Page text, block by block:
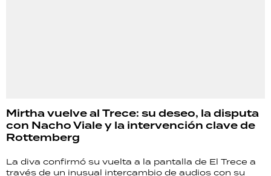
Mirtha vuelve al Trece: su deseo, la disputa
con Nacho Viale y la intervención clave de
Rottemberg
La diva confirmó su vuelta a la pantalla de El Trece a
través de un inusual intercambio de audios con su